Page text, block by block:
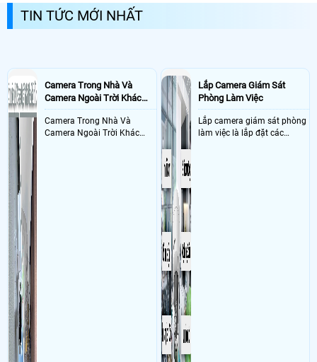
năm , Dịch vụ thi công camera quan sát giá rẻ cho
công trình văn phòng nhà xưởng và gia đình
TIN TỨC MỚI NHẤT
Camera Trong Nhà Và
Camera Ngoài Trời Khác
Nhau Như Thế Nào
Camera Trong Nhà Và
Camera Ngoài Trời Khác
Lắp Camera Giám Sát
Phòng Làm Việc
Lắp camera giám sát phòng
làm việc là lắp đặt các